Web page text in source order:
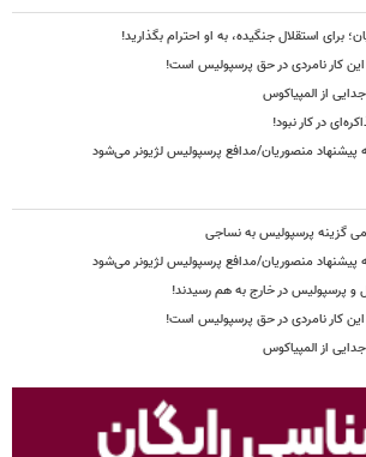
برای استقلال جنگیده، به او احترام بگذارید!
این کار نامردی در حق پرسپولیس است!
از المپیاکوس
در کار نبود!
منصوریان/مدافع پرسپولیس لژیونر می‌شود
گزینه پرسپولیس به نساجی
منصوریان/مدافع پرسپولیس لژیونر می‌شود
پرسپولیس در خارج به هم رسیدند!
این کار نامردی در حق پرسپولیس است!
از المپیاکوس